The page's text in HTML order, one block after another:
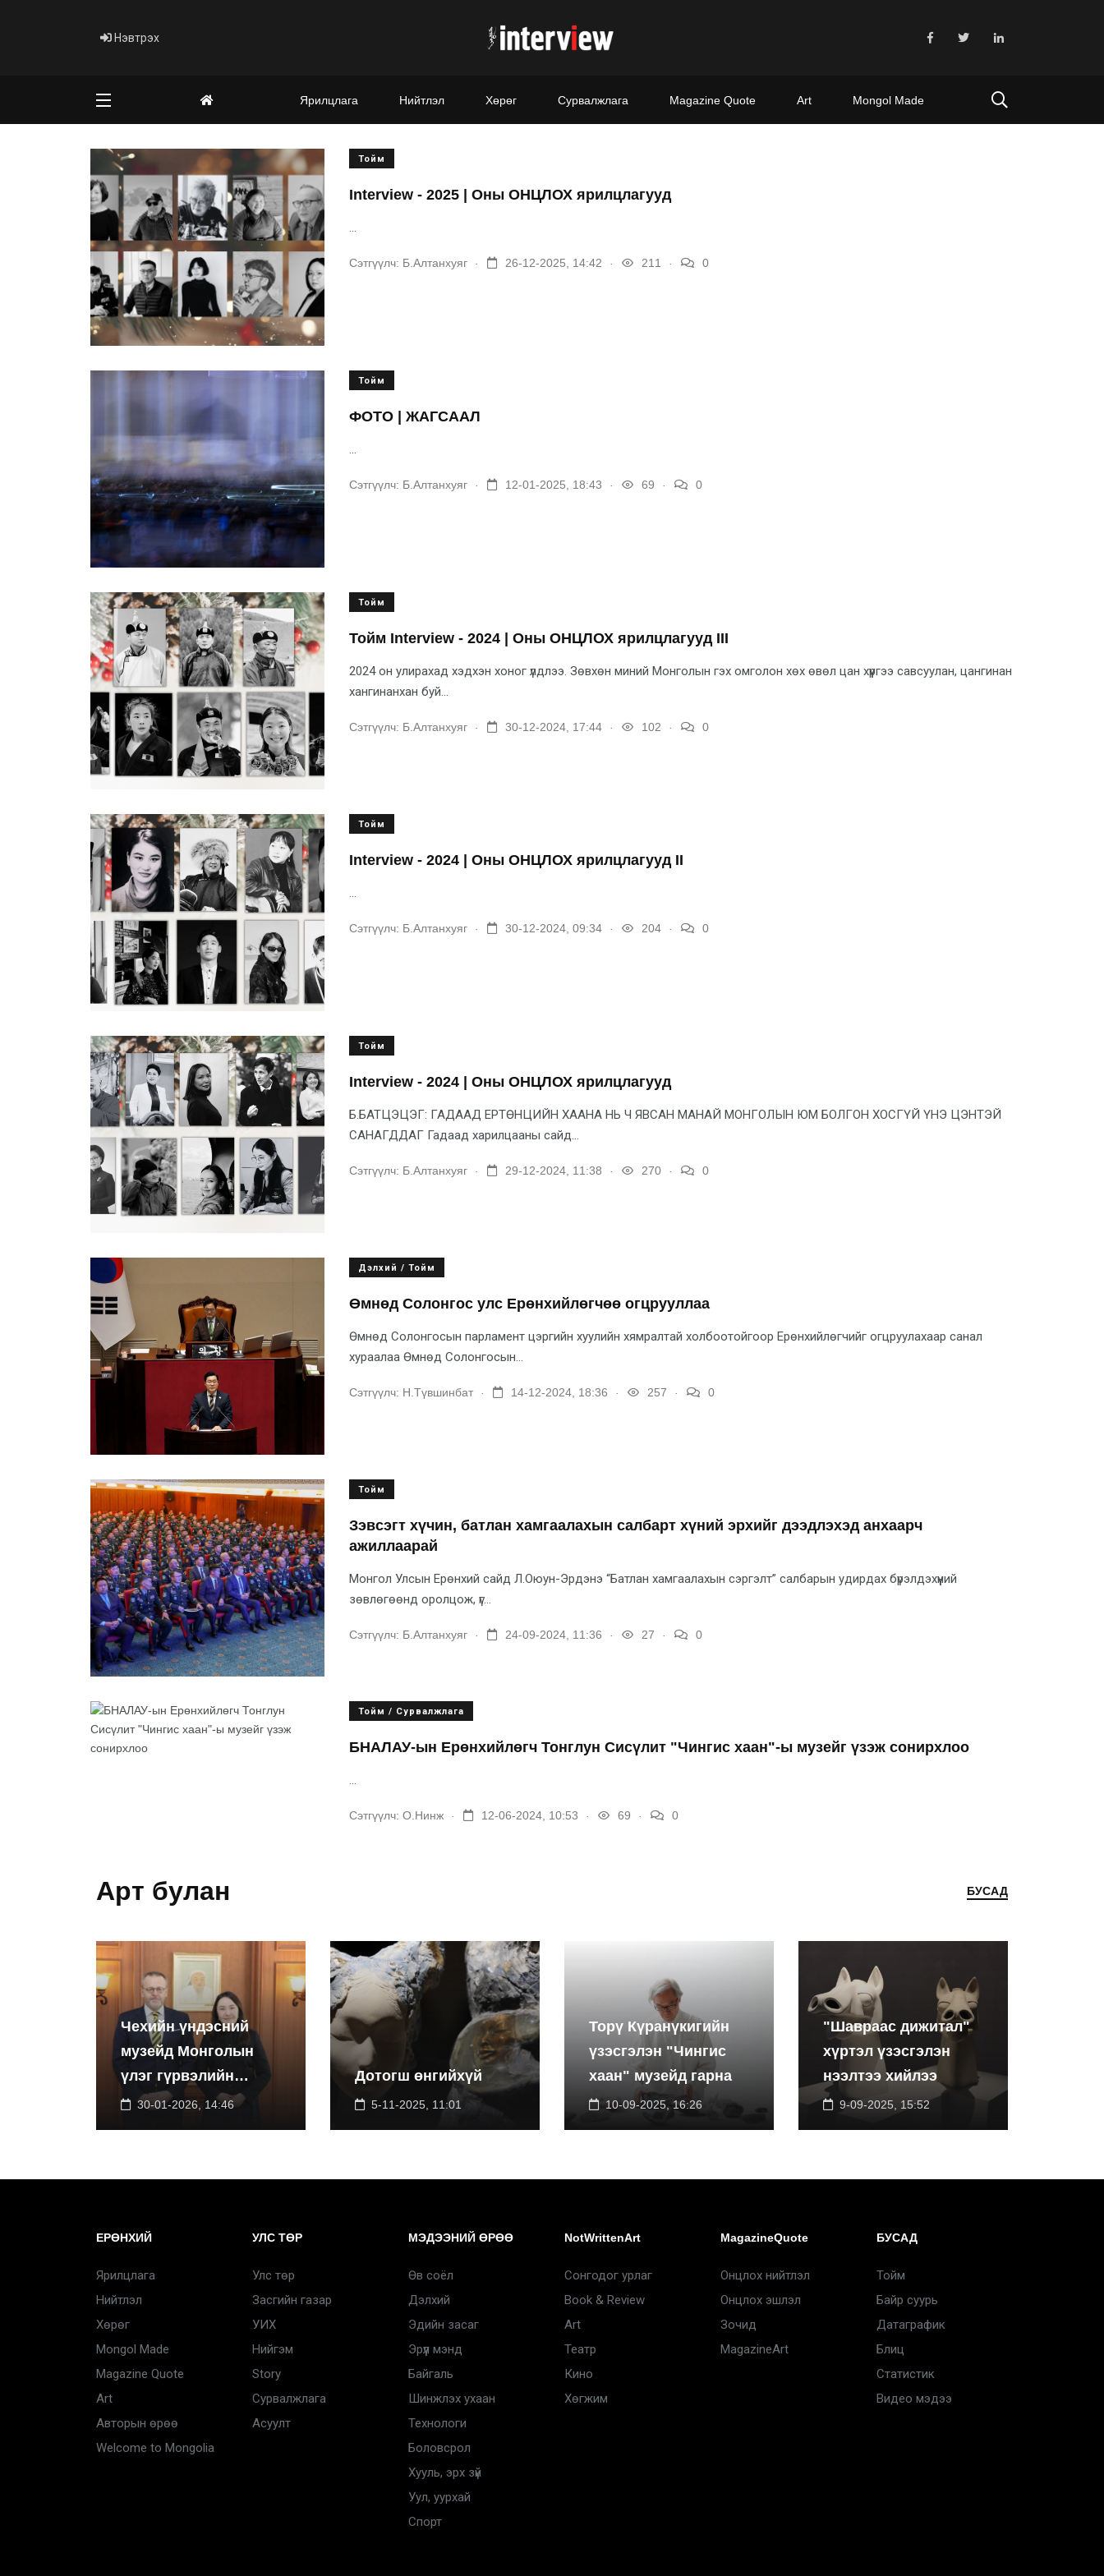
Нэвтрэх
Ярилцлага Нийтлэл Хөрөг Сурвалжлага Magazine Quote Art Mongol Made
Тойм
Interview - 2025 | Оны ОНЦЛОХ ярилцлагууд
...
Сэтгүүлч: Б.Алтанхуяг 26-12-2025, 14:42 211 0
Тойм
ФОТО | ЖАГСААЛ
...
Сэтгүүлч: Б.Алтанхуяг 12-01-2025, 18:43 69 0
Тойм
Тойм Interview - 2024 | Оны ОНЦЛОХ ярилцлагууд III
2024 он улирахад хэдхэн хоног үлдлээ. Зөвхөн миний Монголын гэх омголон хөх өвөл цан хүүргээ савсуулан, цангинан
хангинанхан буй...
Сэтгүүлч: Б.Алтанхуяг 30-12-2024, 17:44 102 0
Тойм
Interview - 2024 | Оны ОНЦЛОХ ярилцлагууд II
...
Сэтгүүлч: Б.Алтанхуяг 30-12-2024, 09:34 204 0
Тойм
Interview - 2024 | Оны ОНЦЛОХ ярилцлагууд
Б.БАТЦЭЦЭГ: ГАДААД ЕРТӨНЦИЙН ХААНА НЬ Ч ЯВСАН МАНАЙ МОНГОЛЫН ЮМ БОЛГОН ХОСГҮЙ ҮНЭ ЦЭНТЭЙ
САНАГДДАГ Гадаад харилцааны сайд...
Сэтгүүлч: Б.Алтанхуяг 29-12-2024, 11:38 270 0
Дэлхий / Тойм
Өмнөд Солонгос улс Ерөнхийлөгчөө огцрууллаа
Өмнөд Солонгосын парламент цэргийн хуулийн хямралтай холбоотойгоор Ерөнхийлөгчийг огцруулахаар санал
хураалаа Өмнөд Солонгосын...
Сэтгүүлч: Н.Түвшинбат 14-12-2024, 18:36 257 0
Тойм
Зэвсэгт хүчин, батлан хамгаалахын салбарт хүний эрхийг дээдлэхэд анхаарч
ажиллаарай
Монгол Улсын Ерөнхий сайд Л.Оюун-Эрдэнэ “Батлан хамгаалахын сэргэлт” салбарын удирдах бүрэлдэхүүний
зөвлөгөөнд оролцож, үг...
Сэтгүүлч: Б.Алтанхуяг 24-09-2024, 11:36 27 0
Тойм / Сурвалжлага
БНАЛАУ-ын Ерөнхийлөгч Тонглун Сисүлит "Чингис хаан"-ы музейг үзэж сонирхлоо
...
Сэтгүүлч: О.Нинж 12-06-2024, 10:53 69 0
Арт булан БУСАД
Чехийн үндэсний
музейд Монголын
үлэг гүрвэлийн
үзэсгэлэнг дэлгэнэ
30-01-2026, 14:46
Дотогш өнгийхүй
5-11-2025, 11:01
Торү Күранүкигийн
үзэсгэлэн "Чингис
хаан" музейд гарна
10-09-2025, 16:26
"Шавраас дижитал"
хүртэл үзэсгэлэн
нээлтээ хийлээ
9-09-2025, 15:52
ЕРӨНХИЙ
Ярилцлага
Нийтлэл
Хөрөг
Mongol Made
Magazine Quote
Art
Авторын өрөө
Welcome to Mongolia
УЛС ТӨР
Улс төр
Засгийн газар
УИХ
Нийгэм
Story
Сурвалжлага
Асуулт
МЭДЭЭНИЙ ӨРӨӨ
Өв соёл
Дэлхий
Эдийн засаг
Эрүүл мэнд
Байгаль
Шинжлэх ухаан
Технологи
Боловсрол
Хууль, эрх зүй
Уул, уурхай
Спорт
NotWrittenArt
Сонгодог урлаг
Book & Review
Art
Театр
Кино
Хөгжим
MagazineQuote
Онцлох нийтлэл
Онцлох эшлэл
Зочид
MagazineArt
БУСАД
Тойм
Байр суурь
Датаграфик
Блиц
Статистик
Видео мэдээ